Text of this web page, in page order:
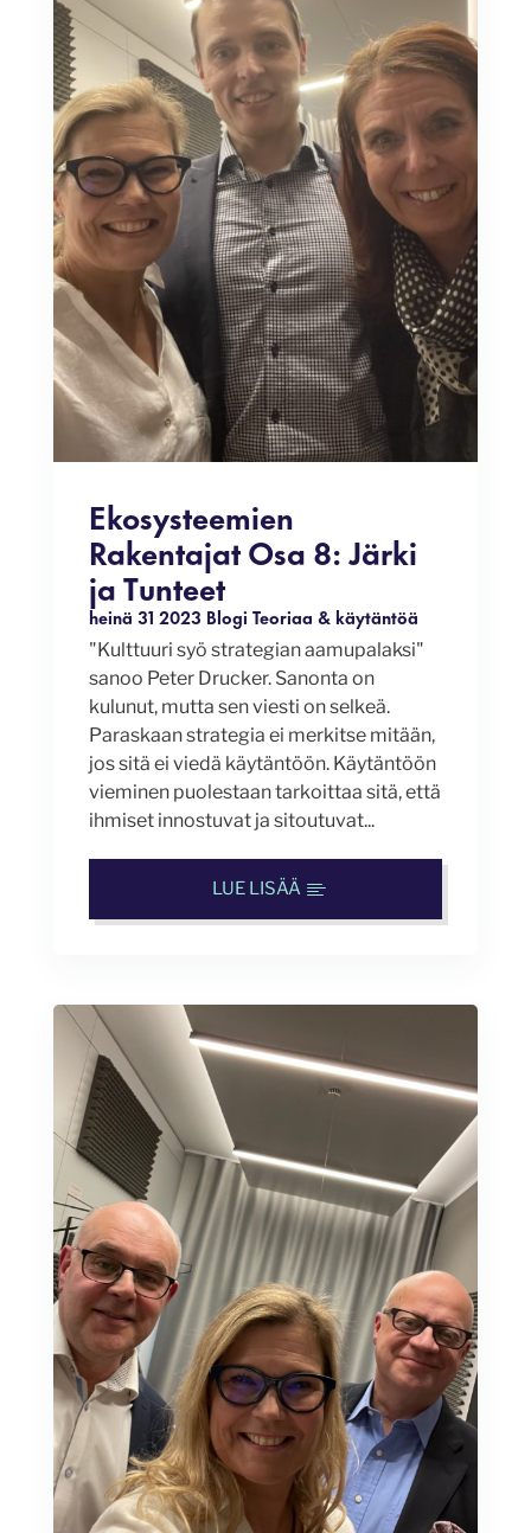
Ekosysteemien
Rakentajat Osa 8: Järki
ja Tunteet
heinä 31 2023 Blogi Teoriaa & käytäntöä
"Kulttuuri syö strategian aamupalaksi"
sanoo Peter Drucker. Sanonta on
kulunut, mutta sen viesti on selkeä.
Paraskaan strategia ei merkitse mitään,
jos sitä ei viedä käytäntöön. Käytäntöön
vieminen puolestaan tarkoittaa sitä, että
ihmiset innostuvat ja sitoutuvat...
LUE LISÄÄ